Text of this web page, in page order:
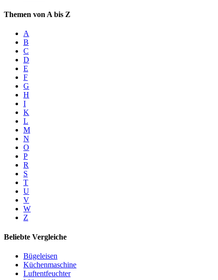
Themen von A bis Z
A
B
C
D
E
F
G
H
I
K
L
M
N
O
P
R
S
T
U
V
W
Z
Beliebte Vergleiche
Bügeleisen
Küchenmaschine
Luftentfeuchter